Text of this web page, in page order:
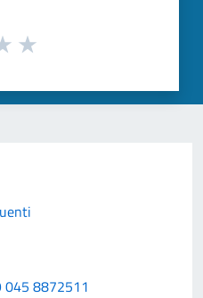
045 8872511